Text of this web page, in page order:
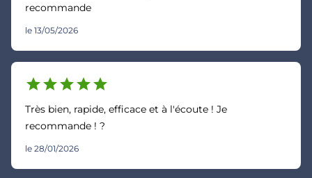
recommande
le 13/05/2026
starstarstarstarstar
Très bien, rapide, efficace et à l'écoute ! Je
recommande ! ?
le 28/01/2026